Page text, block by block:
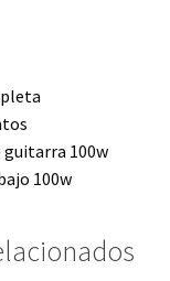
guitarra 100w
100w